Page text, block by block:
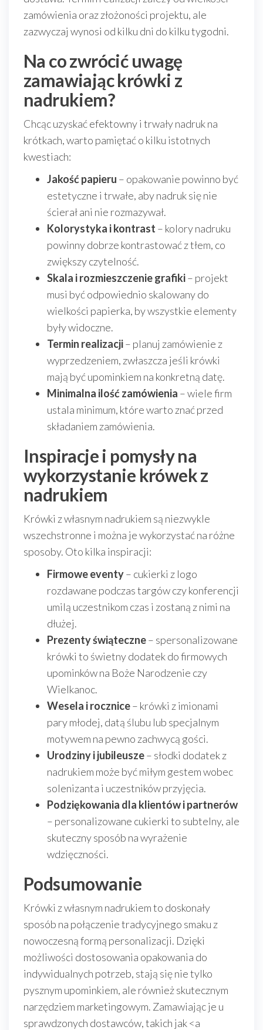
zamówienia oraz złożoności projektu, ale
zazwyczaj wynosi od kilku dni do kilku tygodni.
Na co zwrócić uwagę
zamawiając krówki z
nadrukiem?
Chcąc uzyskać efektowny i trwały nadruk na
krótkach, warto pamiętać o kilku istotnych
kwestiach:
Jakość papieru – opakowanie powinno być
estetyczne i trwałe, aby nadruk się nie
ścierał ani nie rozmazywał.
Kolorystyka i kontrast – kolory nadruku
powinny dobrze kontrastować z tłem, co
zwiększy czytelność.
Skala i rozmieszczenie grafiki– projekt
musi być odpowiednio skalowany do
wielkości papierka, by wszystkie elementy
były widoczne.
Termin realizacji– planuj zamówienie z
wyprzedzeniem, zwłaszcza jeśli krówki
mają być upominkiem na konkretną datę.
Minimalna ilość zamówienia – wiele firm
ustala minimum, które warto znać przed
składaniem zamówienia.
Inspiracje i pomysły na
wykorzystanie krówek z
nadrukiem
Krówki z własnym nadrukiem są niezwykle
wszechstronne i można je wykorzystać na różne
sposoby. Oto kilka inspiracji:
Firmowe eventy– cukierki z logo
rozdawane podczas targów czy konferencji
umilą uczestnikom czas i zostaną z nimi na
dłużej.
Prezenty świąteczne– spersonalizowane
krówki to świetny dodatek do firmowych
upominków na Boże Narodzenie czy
Wielkanoc.
Wesela i rocznice– krówki z imionami
pary młodej, datą ślubu lub specjalnym
motywem na pewno zachwycą gości.
Urodziny i jubileusze– słodki dodatek z
nadrukiem może być miłym gestem wobec
solenizanta i uczestników przyjęcia.
Podziękowania dla klientów i partnerów
– personalizowane cukierki to subtelny, ale
skuteczny sposób na wyrażenie
wdzięczności.
Podsumowanie
Krówki z własnym nadrukiem to doskonały
sposób na połączenie tradycyjnego smaku z
nowoczesną formą personalizacji. Dzięki
możliwości dostosowania opakowania do
indywidualnych potrzeb, stają się nie tylko
pysznym upominkiem, ale również skutecznym
narzędziem marketingowym. Zamawiając je u
sprawdzonych dostawców, takich jak <a